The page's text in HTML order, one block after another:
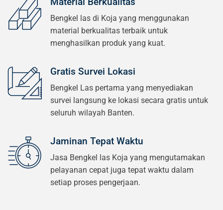
Bengkel las di Koja yang menggunakan
material berkualitas terbaik untuk
menghasilkan produk yang kuat.
Gratis Survei Lokasi
Bengkel Las pertama yang menyediakan
survei langsung ke lokasi secara gratis untuk
seluruh wilayah Banten.
Jaminan Tepat Waktu
Jasa Bengkel las Koja yang mengutamakan
pelayanan cepat juga tepat waktu dalam
setiap proses pengerjaan.